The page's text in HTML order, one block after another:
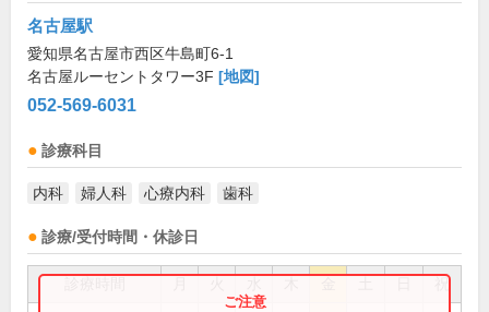
名古屋駅
愛知県名古屋市西区牛島町6-1
名古屋ルーセントタワー3F [地図]
052-569-6031
診療科目
内科 婦人科 心療内科 歯科
診療/受付時間・休診日
祝